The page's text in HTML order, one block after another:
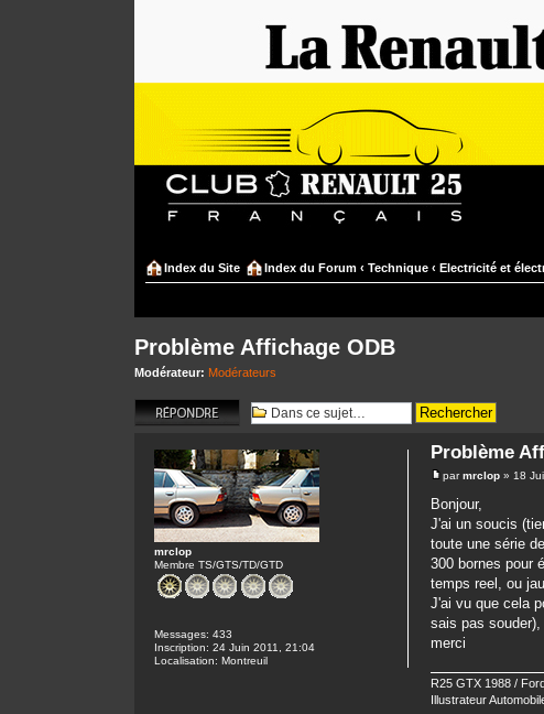
Index du Site Index du Forum ‹ Technique ‹ Electricité et
Problème Affichage ODB
Modérateur: Modérateurs
Répondre
Problème
parmrclop » 18
Bonjour,
J'ai un soucis
toute une série
300 bornes pour
temps reel, ou
J'ai vu que cela
sais pas
merci
R25 GTX 1988 /
Illustrateur
mrclop
Membre TS/GTS/TD/GTD
Messages: 433
Inscription: 24 Juin 2011, 21:04
Localisation: Montreuil